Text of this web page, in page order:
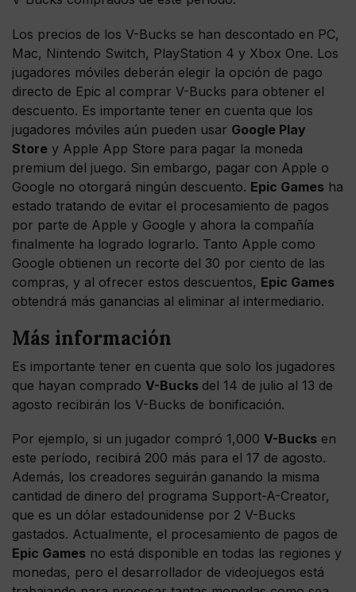
Los precios de los V-Bucks se han descontado en PC,
Mac, Nintendo Switch, PlayStation 4 y Xbox One. Los
jugadores móviles deberán elegir la opción de pago
directo de Epic al comprar V-Bucks para obtener el
descuento. Es importante tener en cuenta que los
jugadores móviles aún pueden usar Google Play
Store y Apple App Store para pagar la moneda
premium del juego. Sin embargo, pagar con Apple o
Google no otorgará ningún descuento. Epic Games ha
estado tratando de evitar el procesamiento de pagos
por parte de Apple y Google y ahora la compañía
finalmente ha logrado lograrlo. Tanto Apple como
Google obtienen un recorte del 30 por ciento de las
compras, y al ofrecer estos descuentos, Epic Games
obtendrá más ganancias al eliminar al intermediario.
Más información
Es importante tener en cuenta que solo los jugadores
que hayan comprado V-Bucks del 14 de julio al 13 de
agosto recibirán los V-Bucks de bonificación.
Por ejemplo, si un jugador compró 1,000 V-Bucks en
este período, recibirá 200 más para el 17 de agosto.
Además, los creadores seguirán ganando la misma
cantidad de dinero del programa Support-A-Creator,
que es un dólar estadounidense por 2 V-Bucks
gastados. Actualmente, el procesamiento de pagos de
Epic Games no está disponible en todas las regiones y
monedas, pero el desarrollador de videojuegos está